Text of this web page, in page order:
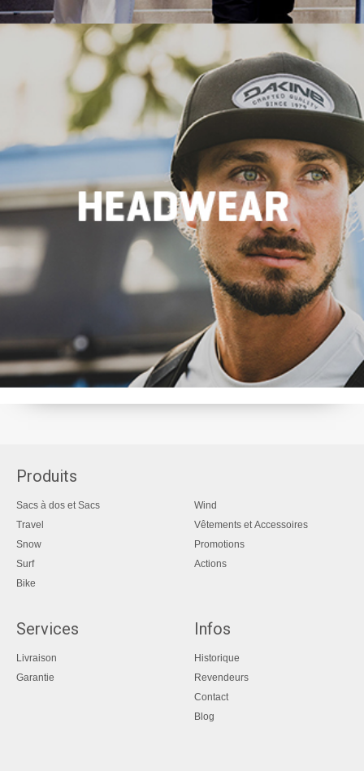
Produits
Sacs à dos et Sacs
Travel
Snow
Surf
Bike
Wind
Vêtements et Accessoires
Promotions
Actions
Services
Livraison
Garantie
Infos
Historique
Revendeurs
Contact
Blog